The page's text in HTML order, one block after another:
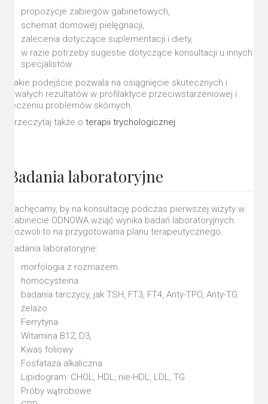
propozycje zabiegów gabinetowych,
schemat domowej pielęgnacji,
zalecenia dotyczące suplementacji i diety,
w razie potrzeby sugestie dotyczące konsultacji u innych
specjalistów.
Takie podejście pozwala na osiągnięcie skutecznych i
trwałych rezultatów w profilaktyce przeciwstarzeniowej i
leczeniu problemów skórnych.
Przeczytaj także o terapii trychologicznej
Badania laboratoryjne
Zachęcamy, by na konsultację podczas pierwszej wizyty w
gabinecie ODNOWA wziąć wynika badań laboratoryjnych.
Pozwoli to na przygotowania planu terapeutycznego.
Badania laboratoryjne:
morfologia z rozmazem
homocysteina
badania tarczycy, jak TSH, FT3, FT4, Anty-TPO, Anty-TG
żelazo
Ferrytyna
Witamina B12, D3,
Kwas foliowy
Fosfataza alkaliczna
Lipidogram: CHOL, HDL, nie-HDL, LDL, TG
Próby wątrobowe